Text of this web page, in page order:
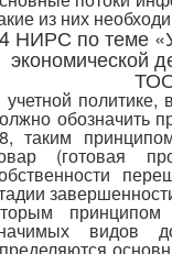
из них
4 НИРС по теме
экономической
учетной политике,
обозначить
таким
(готовая
видов